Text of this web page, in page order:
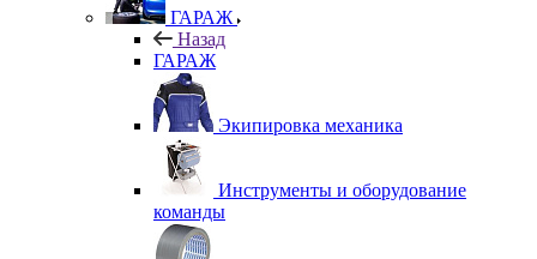
ГАРАЖ
Назад
ГАРАЖ
Экипировка механика
Инструменты и оборудование
команды